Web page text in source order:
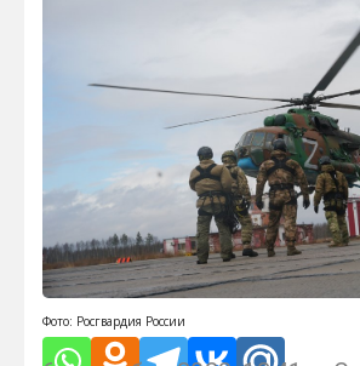
Фото: Росгвардия России